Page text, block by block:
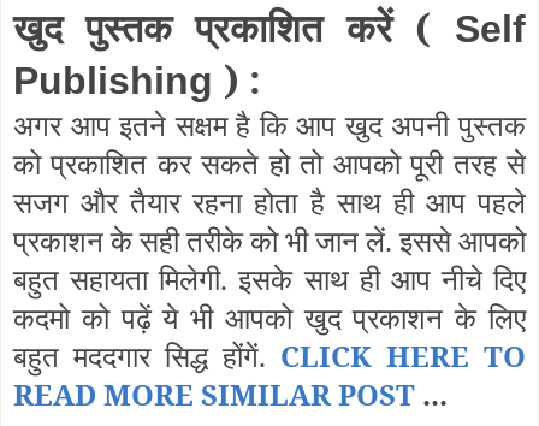
खुद पुस्तक प्रकाशित करें ( Self
Publishing ) :
अगर आप इतने सक्षम है कि आप खुद अपनी पुस्तक
को प्रकाशित कर सकते हो तो आपको पूरी तरह से
सजग और तैयार रहना होता है साथ ही आप पहले
प्रकाशन के सही तरीके को भी जान लें. इससे आपको
बहुत सहायता मिलेगी. इसके साथ ही आप नीचे दिए
कदमो को पढ़ें ये भी आपको खुद प्रकाशन के लिए
बहुत मददगार सिद्ध होंगें. CLICK HERE TO
READ MORE SIMILAR POST ...